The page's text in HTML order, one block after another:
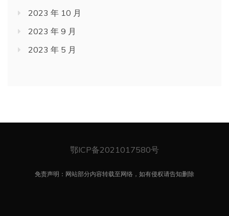
2023 年 10 月
2023 年 9 月
2023 年 5 月
鄂ICP备2021017580号
免责声明：网站部分内容转载至网络，如有侵权请告知删除